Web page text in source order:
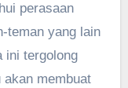
perasaan
teman yang lain
ini tergolong
akan membuat